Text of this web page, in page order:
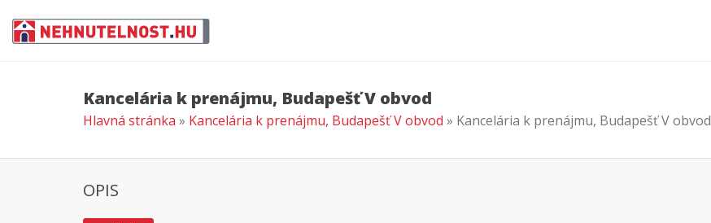
Kancelária k prenájmu, Budapešť V obvod
Hlavná stránka » Kancelária k prenájmu, Budapešť V obvod » Kancelária k prenájmu, Budapešť V obvod
OPIS